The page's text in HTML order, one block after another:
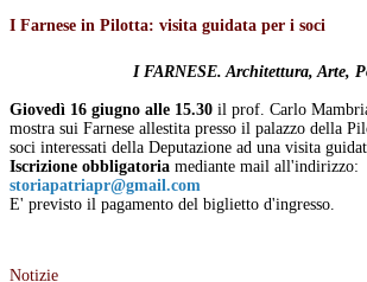
I Farnese in Pilotta: visita guidata per i soci
I FARNESE. Architettura, Arte,
Giovedì 16 giugno alle 15.30 il prof. Carlo
mostra sui Farnese allestita presso il palazzo della
soci interessati della Deputazione ad una visita
Iscrizione obbligatoria mediante mail all'indirizzo:
storiapatriapr@gmail.com
E' previsto il pagamento del biglietto d'ingresso.
Notizie